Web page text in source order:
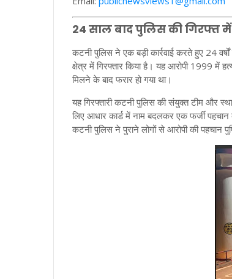
24 साल बाद पुलिस की गिरफ्त में
कटनी पुलिस ने एक बड़ी कार्रवाई करते हुए 24
क्षेत्र में गिरफ्तार किया है। यह आरोपी 1999 में
मिलने के बाद फरार हो गया था।
यह गिरफ्तारी कटनी पुलिस की संयुक्त टीम और
लिए आधार कार्ड में नाम बदलकर एक फर्जी
कटनी पुलिस ने पुराने लोगों से आरोपी की पहचान